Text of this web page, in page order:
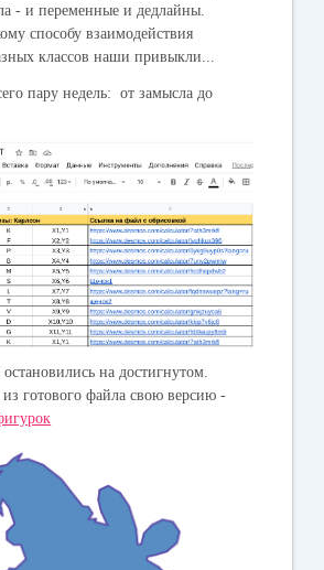
- и переменные и дедлайны.
способу взаимодействия
классов наши привыкли...
пару недель: от замысла до
на достигнутом.
готового файла свою версию -